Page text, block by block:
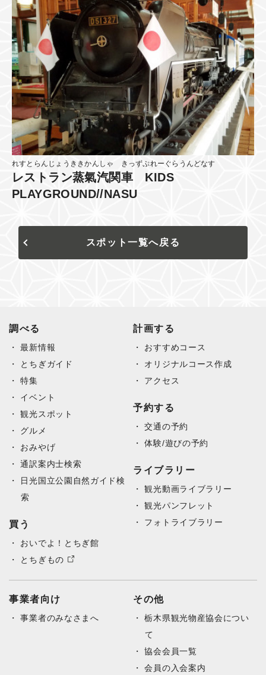
れすとらんじょうききかんしゃ きっずぷれーぐらうんどなす
レストラン蒸氣汽関車 KIDS
PLAYGROUND//NASU
スポット一覧へ戻る
調べる
最新情報
とちぎガイド
特集
イベント
観光スポット
グルメ
おみやげ
通訳案内士検索
日光国立公園自然ガイド検
索
買う
おいでよ！とちぎ館
とちぎもの
計画する
おすすめコース
オリジナルコース作成
アクセス
予約する
交通の予約
体験/遊びの予約
ライブラリー
観光動画ライブラリー
観光パンフレット
フォトライブラリー
事業者向け
事業者のみなさまへ
その他
栃木県観光物産協会につい
て
協会会員一覧
会員の入会案内